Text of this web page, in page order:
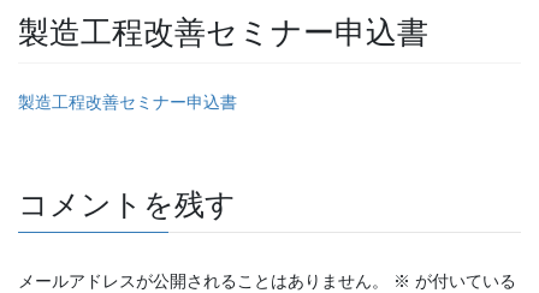
製造工程改善セミナー申込書
製造工程改善セミナー申込書
コメントを残す
メールアドレスが公開されることはありません。 ※ が付いている